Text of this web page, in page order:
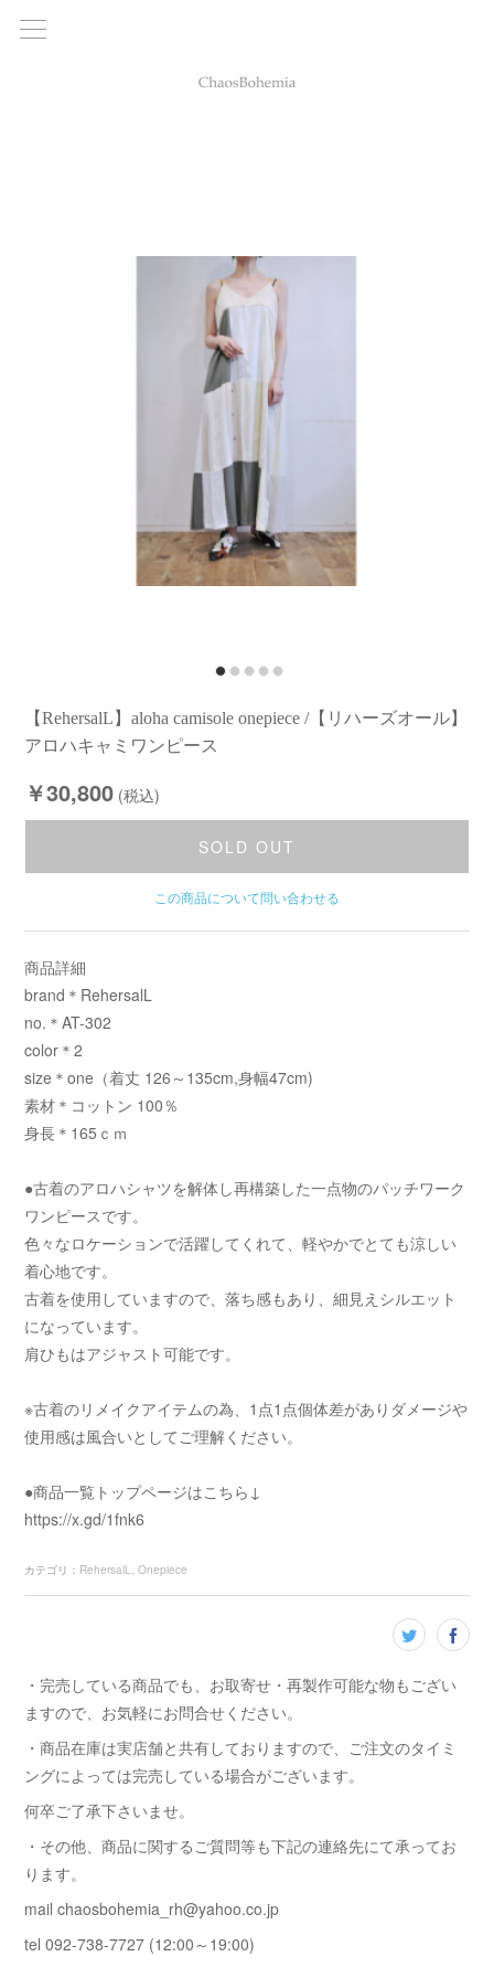
【RehersalL】aloha camisole onepiece /【リハーズオール】
アロハキャミワンピース
￥30,800 (税込)
SOLD OUT
この商品について問い合わせる
商品詳細
brand＊RehersalL
no.＊AT-302
color＊2
size＊one（着丈 126～135cm,身幅47cm)
素材＊コットン 100％
身長＊165ｃｍ
●古着のアロハシャツを解体し再構築した一点物のパッチワーク
ワンピースです。
色々なロケーションで活躍してくれて、軽やかでとても涼しい
着心地です。
古着を使用していますので、落ち感もあり、細見えシルエット
になっています。
肩ひもはアジャスト可能です。
※古着のリメイクアイテムの為、1点1点個体差がありダメージや
使用感は風合いとしてご理解ください。
●商品一覧トップページはこちら↓
https://x.gd/1fnk6
カテゴリ ： RehersalL Onepiece
・完売している商品でも、お取寄せ・再製作可能な物もござい
ますので、お気軽にお問合せください。
・商品在庫は実店舗と共有しておりますので、ご注文のタイミ
ングによっては完売している場合がございます。
何卒ご了承下さいませ。
・その他、商品に関するご質問等も下記の連絡先にて承ってお
ります。
mail chaosbohemia_rh@yahoo.co.jp
tel 092-738-7727 (12:00～19:00)